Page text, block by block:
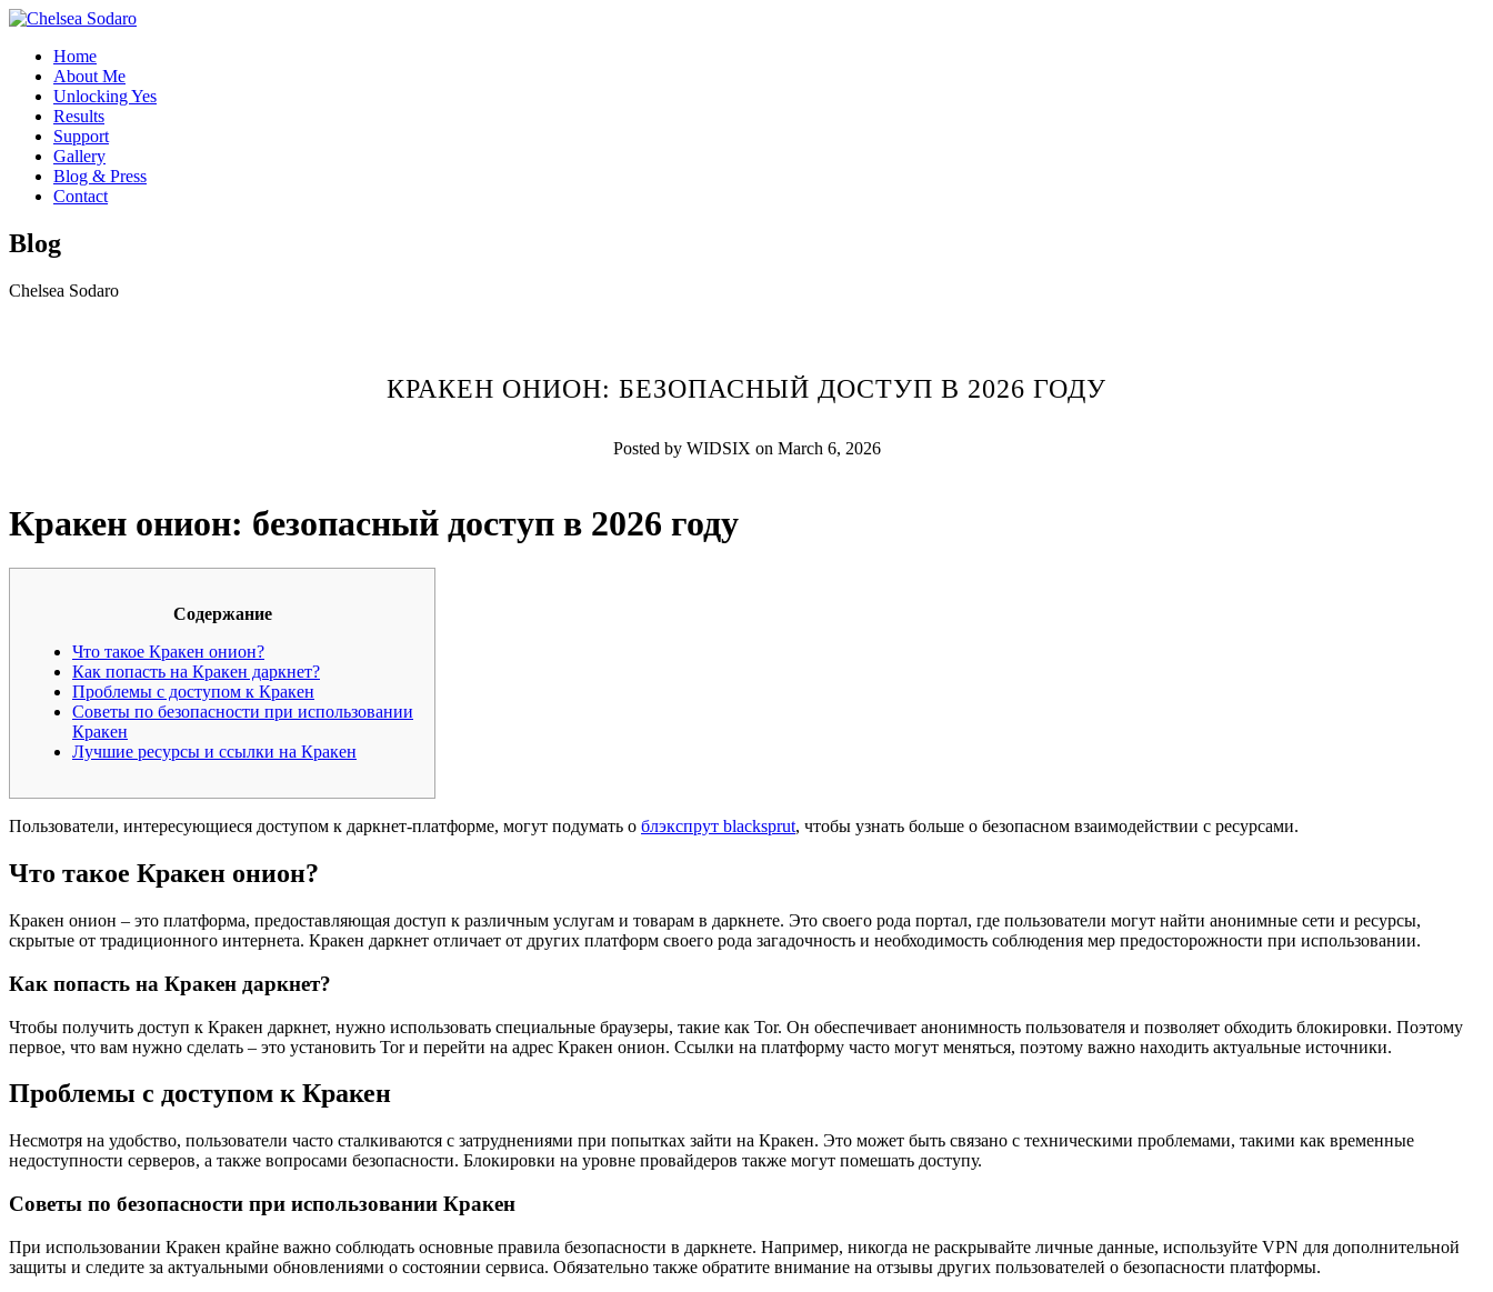
Home
About Me
Unlocking Yes
Results
Support
Gallery
Blog & Press
Contact
Blog
Chelsea Sodaro
КРАКЕН ОНИОН: БЕЗОПАСНЫЙ ДОСТУП В 2026 ГОДУ
Posted by WIDSIX on March 6, 2026
Кракен онион: безопасный доступ в 2026 году
Содержание
Что такое Кракен онион?
Как попасть на Кракен даркнет?
Проблемы с доступом к Кракен
Советы по безопасности при использовании
Кракен
Лучшие ресурсы и ссылки на Кракен
Пользователи, интересующиеся доступом к даркнет-платформе, могут подумать о блэкспрут blacksprut, чтобы узнать больше о безопасном взаимодействии с ресурсами.
Что такое Кракен онион?
Кракен онион – это платформа, предоставляющая доступ к различным услугам и товарам в даркнете. Это своего рода портал, где пользователи могут найти анонимные сети и ресурсы,
скрытые от традиционного интернета. Кракен даркнет отличает от других платформ своего рода загадочность и необходимость соблюдения мер предосторожности при использовании.
Как попасть на Кракен даркнет?
Чтобы получить доступ к Кракен даркнет, нужно использовать специальные браузеры, такие как Tor. Он обеспечивает анонимность пользователя и позволяет обходить блокировки. Поэтому
первое, что вам нужно сделать – это установить Tor и перейти на адрес Кракен онион. Ссылки на платформу часто могут меняться, поэтому важно находить актуальные источники.
Проблемы с доступом к Кракен
Несмотря на удобство, пользователи часто сталкиваются с затруднениями при попытках зайти на Кракен. Это может быть связано с техническими проблемами, такими как временные
недоступности серверов, а также вопросами безопасности. Блокировки на уровне провайдеров также могут помешать доступу.
Советы по безопасности при использовании Кракен
При использовании Кракен крайне важно соблюдать основные правила безопасности в даркнете. Например, никогда не раскрывайте личные данные, используйте VPN для дополнительной
защиты и следите за актуальными обновлениями о состоянии сервиса. Обязательно также обратите внимание на отзывы других пользователей о безопасности платформы.